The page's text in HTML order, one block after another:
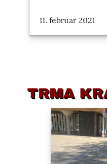
11. februar 2021
TRMA